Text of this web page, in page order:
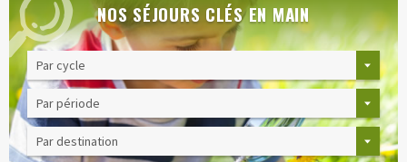
NOS SÉJOURS CLÉS EN MAIN